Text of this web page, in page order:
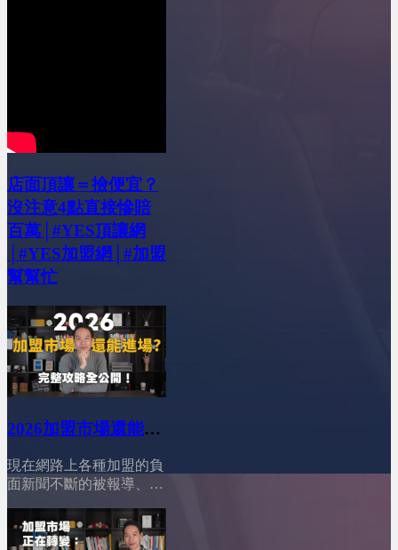
店面頂讓＝撿便宜？
沒注意4點直接慘賠
百萬│#YES頂讓網
│#YES加盟網│#加盟
幫幫忙
2026加盟市場還能進
│YES加盟│加盟幫幫
現在網路上各種加盟的負
面新聞不斷的被報導、競
猶豫：「現在這個時機
點，加盟市場到底還能不